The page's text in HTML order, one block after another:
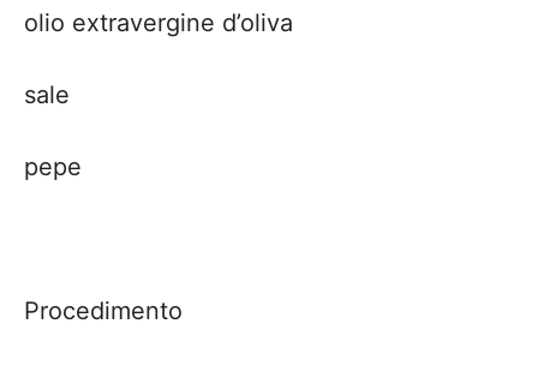
olio extravergine d’oliva
sale
pepe
Procedimento